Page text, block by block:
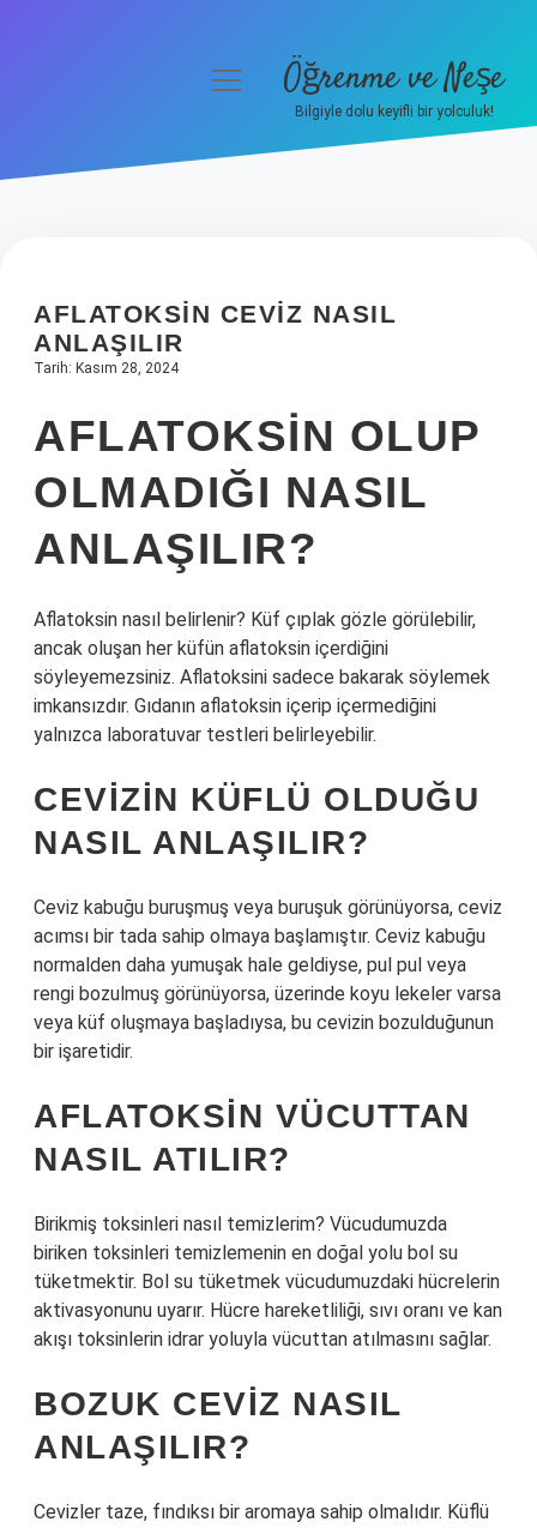
Hakkımızda
menüyüÖğrenme ve Neşe
Bilgiyle dolu keyifli bir yolculuk!
AFLATOKSIN CEVIZ NASIL
ANLAŞILIR
Tarih: Kasım 28, 2024
AFLATOKSIN OLUP
OLMADIĞI NASIL
ANLAŞILIR?
Aflatoksin nasıl belirlenir? Küf çıplak gözle görülebilir,
ancak oluşan her küfün aflatoksin içerdiğini
söyleyemezsiniz. Aflatoksini sadece bakarak söylemek
imkansızdır. Gıdanın aflatoksin içerip içermediğini
yalnızca laboratuvar testleri belirleyebilir.
CEVIZIN KÜFLÜ OLDUĞU
NASIL ANLAŞILIR?
Ceviz kabuğu buruşmuş veya buruşuk görünüyorsa, ceviz
acımsı bir tada sahip olmaya başlamıştır. Ceviz kabuğu
normalden daha yumuşak hale geldiyse, pul pul veya
rengi bozulmuş görünüyorsa, üzerinde koyu lekeler varsa
veya küf oluşmaya başladıysa, bu cevizin bozulduğunun
bir işaretidir.
AFLATOKSIN VÜCUTTAN
NASIL ATILIR?
Birikmiş toksinleri nasıl temizlerim? Vücudumuzda
biriken toksinleri temizlemenin en doğal yolu bol su
tüketmektir. Bol su tüketmek vücudumuzdaki hücrelerin
aktivasyonunu uyarır. Hücre hareketliliği, sıvı oranı ve kan
akışı toksinlerin idrar yoluyla vücuttan atılmasını sağlar.
BOZUK CEVIZ NASIL
ANLAŞILIR?
Cevizler taze, fındıksı bir aromaya sahip olmalıdır. Küflü